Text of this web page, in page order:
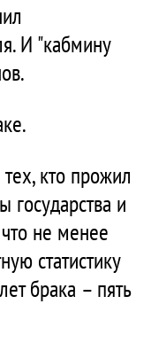
И "кабмину
кто прожил
и
не менее
статистику
брака – пять